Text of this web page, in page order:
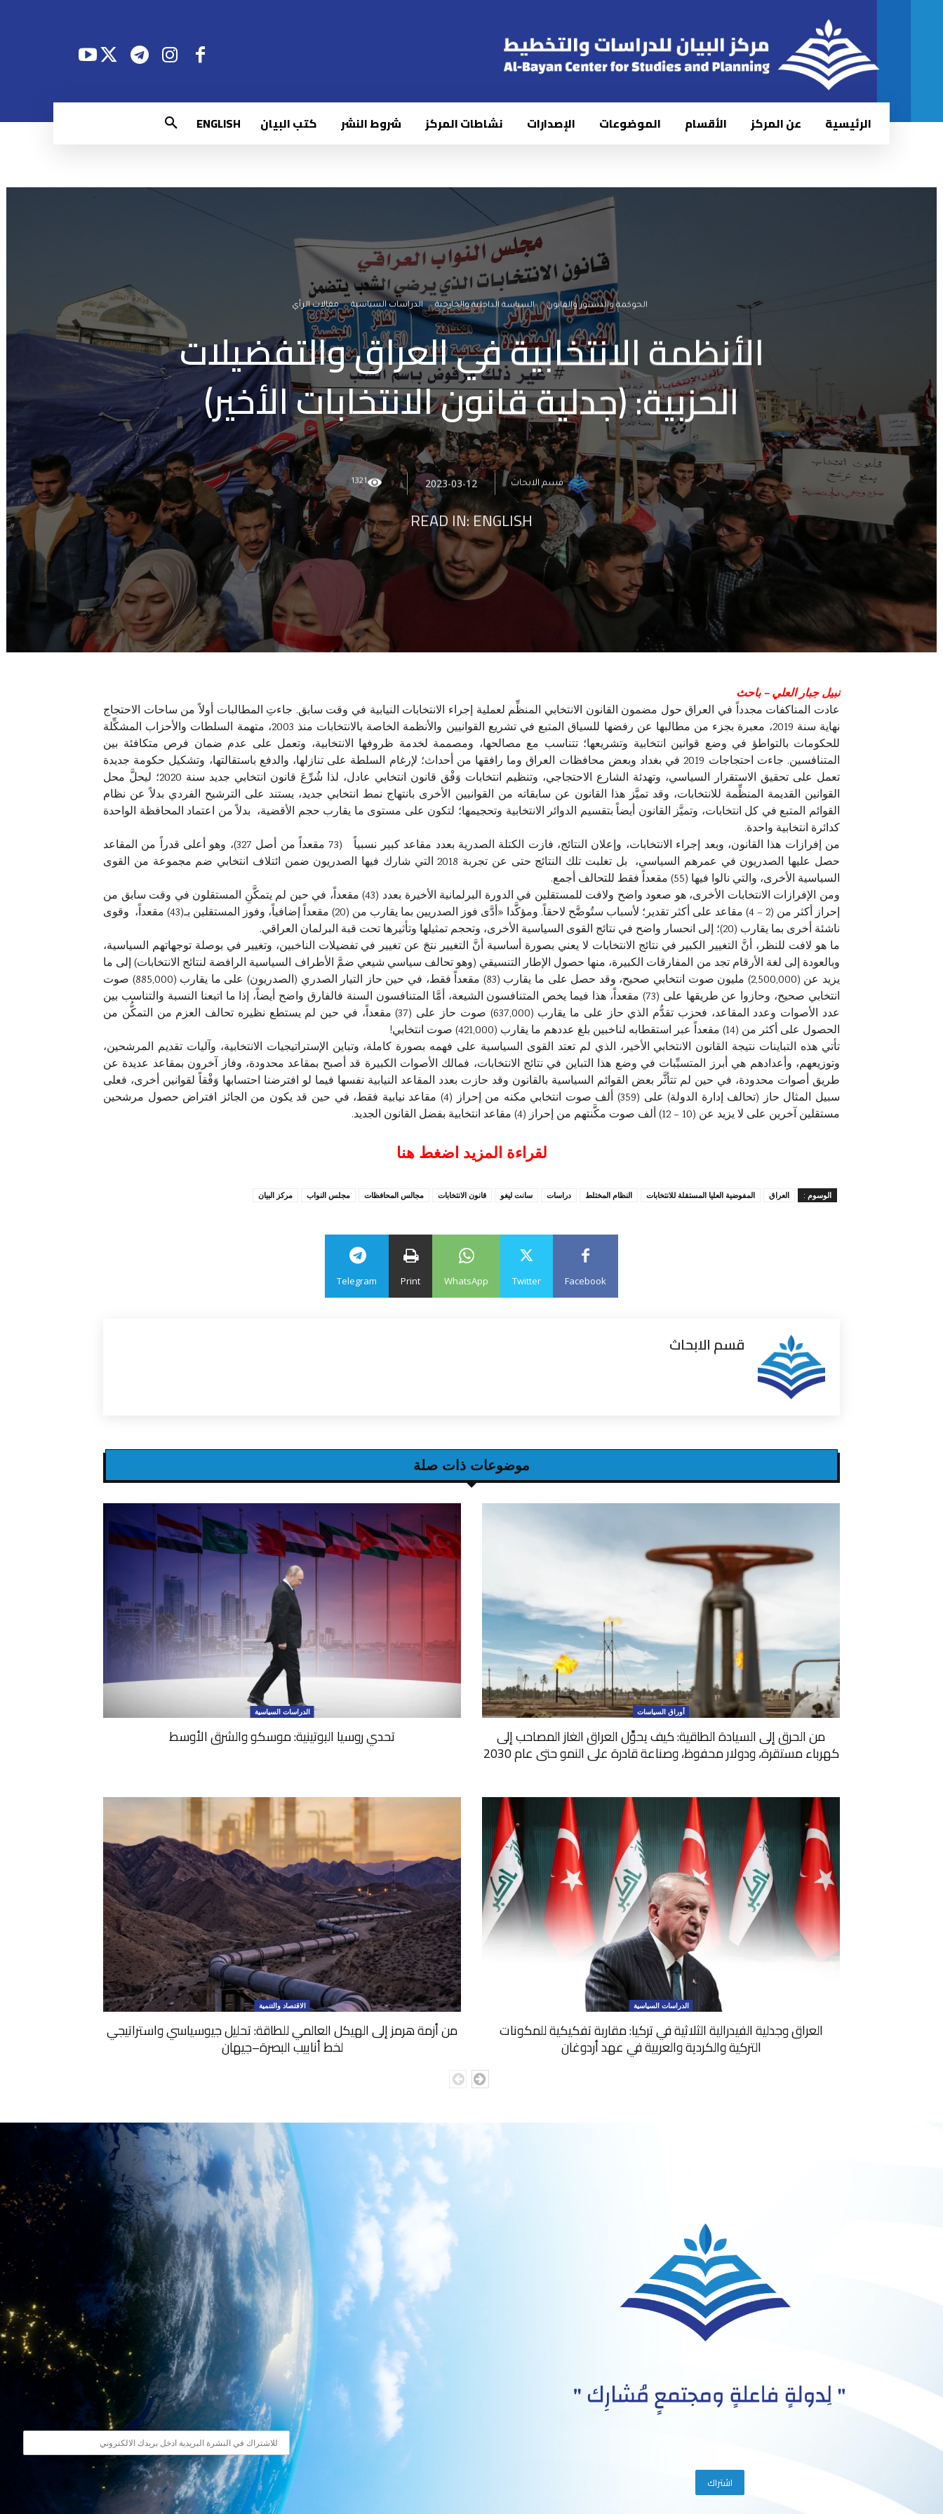
الرئيسية عن المركز الأقسام الموضوعات الإصدارات نشاطات المركز شروط النشر كتب البيان ENGLISH
الحوكمة والدستور والقانون السياسة الداخلية والخارجية الدراسات السياسية مقالات الرأي
الأنظمة الانتخابية في العراق والتفضيلات
الحزبية: (جدلية قانون الانتخابات الأخير)
قسم الابحاث 2023-03-12
1321
READ IN:ENGLISH
نبيل جبار العلي – باحث
عادت المناكفات مجدداً في العراق حول مضمون القانون الانتخابي المنظِّم لعملية إجراء الانتخابات النيابية في وقت سابق. جاءتِ المطالبات أولاً من ساحات الاحتجاج
نهاية سنة 2019، معبرة بجزء من مطالبها عن رفضها للسياق المتبع في تشريع القوانيين والأنظمة الخاصة بالانتخابات منذ 2003، متهمة السلطات والأحزاب المشكِّلة
للحكومات بالتواطؤ في وضع قوانين انتخابية وتشريعها؛ تتناسب مع مصالحها، ومصممة لخدمة ظروفها الانتخابية، وتعمل على عدم ضمان فرص متكافئة بين
المتنافسين. جاءت احتجاجات 2019 في بغداد وبعض محافظات العراق وما رافقها من أحداث؛ لإرغام السلطة على تنازلها، والدفع باستقالتها، وتشكيل حكومة جديدة
تعمل على تحقيق الاستقرار السياسي، وتهدئة الشارع الاحتجاجي، وتنظيم انتخابات وَفْق قانون انتخابي عادل، لذا شُرِّعَ قانون انتخابي جديد سنة 2020؛ ليحلَّ محل
القوانين القديمة المنظِّمة للانتخابات، وقد تميَّز هذا القانون عن سابقاته من القوانيين الأخرى بانتهاج نمط انتخابي جديد، يستند على الترشيح الفردي بدلاً عن نظام
القوائم المتبع في كل انتخابات، وتميَّز القانون أيضاً بتقسيم الدوائر الانتخابية وتحجيمها؛ لتكون على مستوى ما يقارب حجم الأقضية، بدلاً من اعتماد المحافظة الواحدة
كدائرة انتخابية واحدة.
من إفرازات هذا القانون، وبعد إجراء الانتخابات، وإعلان النتائج، فازت الكتلة الصدرية بعدد مقاعد كبير نسبياً (73 مقعداً من أصل 327)، وهو أعلى قدراً من المقاعد
حصل عليها الصدريون في عمرهم السياسي، بل تغلبت تلك النتائج حتى عن تجربة 2018 التي شارك فيها الصدريون ضمن ائتلاف انتخابي ضم مجموعة من القوى
السياسية الأخرى، والتي نالوا فيها (55) مقعداً فقط للتحالف أجمع.
ومن الإفرازات الانتخابات الأخرى، هو صعود واضح ولافت للمستقلين في الدورة البرلمانية الأخيرة بعدد (43) مقعداً، في حين لم يتمكَّنِ المستقلون في وقت سابق من
إحراز أكثر من (2 – 4) مقاعد على أكثر تقدير؛ لأسباب ستُوضَّح لاحقاً. ومؤكَّدا «أدَّى فوز الصدريين بما يقارب من (20) مقعداً إضافياً، وفوز المستقلين بـ(43) مقعداً، وقوى
ناشئة أخرى بما يقارب (20)؛ إلى انحسار واضح في نتائج القوى السياسية الأخرى، وتحجم تمثيلها وتأثيرها تحت قبة البرلمان العراقي.
ما هو لافت للنظر، أنَّ التغيير الكبير في نتائج الانتخابات لا يعني بصورة أساسية أنَّ التغيير نتجَ عن تغيير في تفضيلات الناخبين، وتغيير في بوصلة توجهاتهم السياسية،
وبالعودة إلى لغة الأرقام تجد من المفارقات الكبيرة، منها حصول الإطار التنسيقي (وهو تحالف سياسي شيعي ضمَّ الأطراف السياسية الرافضة لنتائج الانتخابات) إلى ما
يزيد عن (2,500,000) مليون صوت انتخابي صحيح، وقد حصل على ما يقارب (83) مقعداً فقط، في حين حاز التيار الصدري (الصدريون) على ما يقارب (885,000) صوت
انتخابي صحيح، وحازوا عن طريقها على (73) مقعداً، هذا فيما يخص المتنافسون الشيعة، أمَّا المتنافسون السنة فالفارق واضح أيضاً، إذا ما اتبعنا النسبة والتناسب بين
عدد الأصوات وعدد المقاعد، فحزب تقدُّم الذي حاز على ما يقارب (637,000) صوت حاز على (37) مقعداً، في حين لم يستطع نظيره تحالف العزم من التمكُّن من
الحصول على أكثر من (14) مقعداً عبر استقطابه لناخبين بلغ عددهم ما يقارب (421,000) صوت انتخابي!
تأتي هذه التباينات نتيجة القانون الانتخابي الأخير، الذي لم تعتد القوى السياسية على فهمه بصورة كاملة، وتباين الإستراتيجيات الانتخابية، وآليات تقديم المرشحين،
وتوزيعهم، وأعدادهم هي أبرز المتسبِّبات في وضع هذا التباين في نتائج الانتخابات، فمالك الأصوات الكبيرة قد أصبح بمقاعد محدودة، وفاز آخرون بمقاعد عديدة عن
طريق أصوات محدودة، في حين لم تتأثَّر بعض القوائم السياسية بالقانون وقد حازت بعدد المقاعد النيابية نفسها فيما لو افترضنا احتسابها وَفْقاً لقوانين أخرى، فعلى
سبيل المثال حاز (تحالف إدارة الدولة) على (359) ألف صوت انتخابي مكنه من إحراز (4) مقاعد نيابية فقط، في حين قد يكون من الجائز افتراض حصول مرشحين
مستقلين آخرين على لا يزيد عن (10 – 12) ألف صوت مكَّنتهم من إحراز (4) مقاعد انتخابية بفضل القانون الجديد.
لقراءة المزيد اضغط هنا
الوسوم : العراق المفوضية العليا المستقلة للانتخابات النظام المختلط دراسات سانت ليغو قانون الانتخابات مجالس المحافظات مجلس النواب مركز البيان
Facebook
Twitter
WhatsApp
Print
Telegram
قسم الابحاث
موضوعات ذات صلة
أوراق السياسات
من الحرق إلى السيادة الطاقية: كيف يحوِّل العراق الغاز المصاحب إلى
كهرباء مستقرة، ودولار محفوظ، وصناعة قادرة على النمو حتى عام 2030
الدراسات السياسية
تحدي روسيا البوتينية: موسكو والشرق الأوسط
الدراسات السياسية
العراق وجدلية الفيدرالية الثلاثية في تركيا: مقاربة تفكيكية للمكونات
التركية والكردية والعربية في عهد أردوغان
الاقتصاد والتنمية
من أزمة هرمز إلى الهيكل العالمي للطاقة: تحليل جيوسياسي واستراتيجي
لخط أنابيب البصرة–جيهان